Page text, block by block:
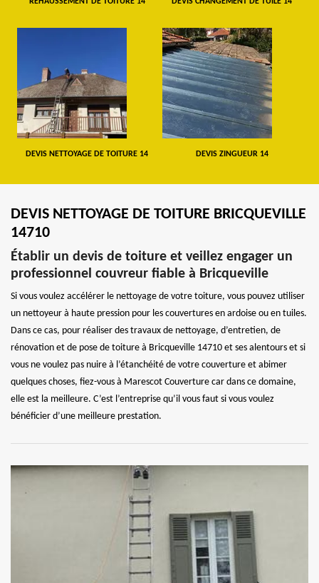
DEVIS NETTOYAGE DE TOITURE 14 DEVIS ZINGUEUR 14
DEVIS NETTOYAGE DE TOITURE BRICQUEVILLE
14710
Établir un devis de toiture et veillez engager un
professionnel couvreur fiable à Bricqueville
Si vous voulez accélérer le nettoyage de votre toiture, vous pouvez utiliser
un nettoyeur à haute pression pour les couvertures en ardoise ou en tuiles.
Dans ce cas, pour réaliser des travaux de nettoyage, d’entretien, de
rénovation et de pose de toiture à Bricqueville 14710 et ses alentours et si
vous ne voulez pas nuire à l’étanchéité de votre couverture et abimer
quelques choses, fiez-vous à Marescot Couverture car dans ce domaine,
elle est la meilleure. C’est l’entreprise qu’il vous faut si vous voulez
bénéficier d’une meilleure prestation.